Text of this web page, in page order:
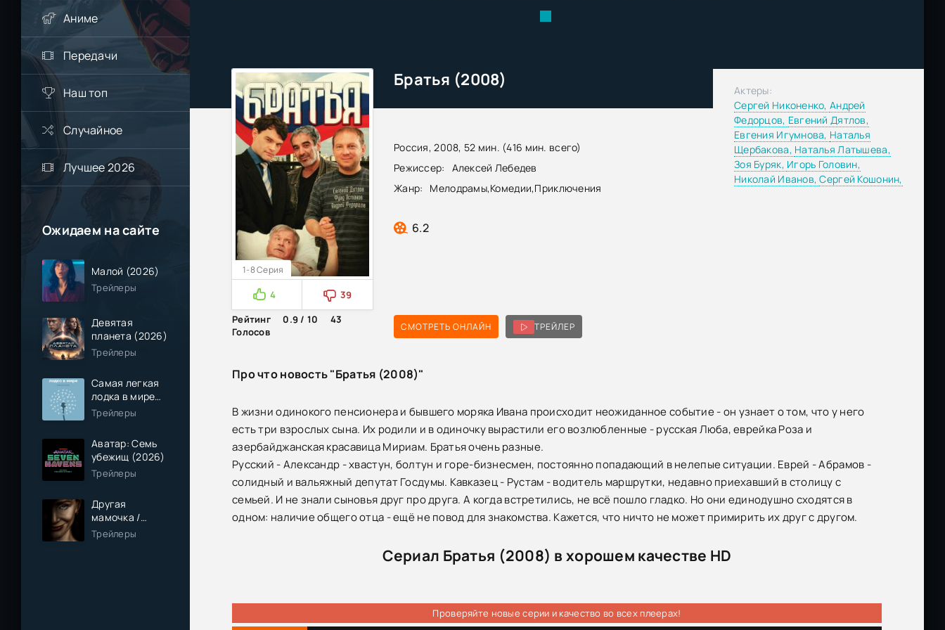
Аниме
Передачи
Наш топ
Случайное
Лучшее 2026
Ожидаем на сайте
Малой (2026)
Трейлеры
Девятая
планета (2026)
Трейлеры
Самая легкая
лодка в мире
(2026)
Трейлеры
Аватар: Семь
убежищ (2026)
Трейлеры
Другая
мамочка /
Чужая мама
(2026)
Трейлеры
Братья (2008)
Россия, 2008, 52 мин. (416 мин. всего)
Режиссер:
Алексей Лебедев
Жанр:
Мелодрамы,Комедии,Приключения
6.2
1-8 Серия
4
39
Рейтинг
0.9 / 10
43
Голосов
СМОТРЕТЬ ОНЛАЙН ТРЕЙЛЕР
Актеры:
Сергей Никоненко,Андрей
Федорцов, Евгений Дятлов,
Евгения Игумнова, Наталья
Щербакова, Наталья Латышева,
Зоя Буряк, Игорь Головин,
Николай Иванов,Сергей Кошонин,
Про что новость "Братья (2008)"
В жизни одинокого пенсионера и бывшего моряка Ивана происходит неожиданное событие - он узнает о том, что у него
есть три взрослых сына. Их родили и в одиночку вырастили его возлюбленные - русская Люба, еврейка Роза и
азербайджанская красавица Мириам. Братья очень разные.
Русский - Александр - хвастун, болтун и горе-бизнесмен, постоянно попадающий в нелепые ситуации. Еврей - Абрамов -
солидный и вальяжный депутат Госдумы. Кавказец - Рустам - водитель маршрутки, недавно приехавший в столицу с
семьей. И не знали сыновья друг про друга. А когда встретились, не всё пошло гладко. Но они единодушно сходятся в
одном: наличие общего отца - ещё не повод для знакомства. Кажется, что ничто не может примирить их друг с другом.
Сериал Братья (2008) в хорошем качестве HD
Проверяйте новые серии и качество во всех плеерах!